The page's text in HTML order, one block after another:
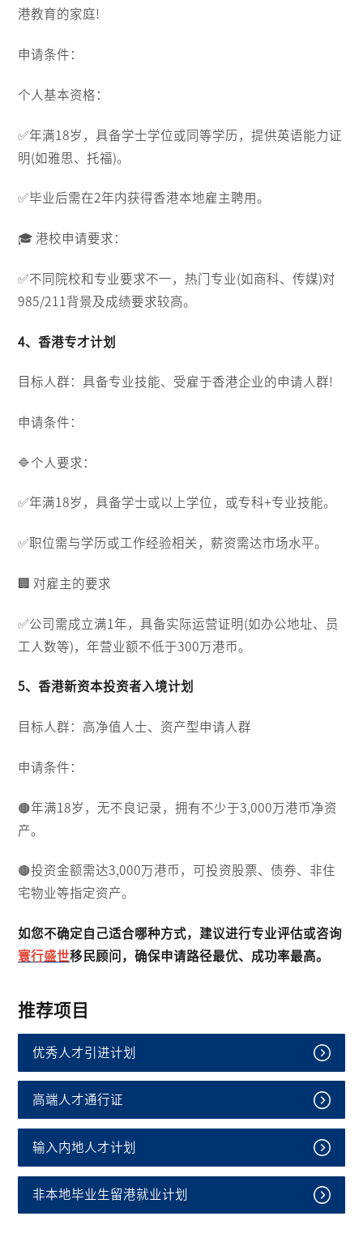
港教育的家庭!
申请条件：
个人基本资格：
✅️年满18岁，具备学士学位或同等学历，提供英语能力证
明(如雅思、托福)。
✅️毕业后需在2年内获得香港本地雇主聘用。
🎓 港校申请要求：
✅️不同院校和专业要求不一，热门专业(如商科、传媒)对
985/211背景及成绩要求较高。
4、香港专才计划
目标人群：具备专业技能、受雇于香港企业的申请人群!
申请条件：
🔷个人要求：
✅️年满18岁，具备学士或以上学位，或专科+专业技能。
✅️职位需与学历或工作经验相关，薪资需达市场水平。
🏢 对雇主的要求
✅️公司需成立满1年，具备实际运营证明(如办公地址、员
工人数等)，年营业额不低于300万港币。
5、香港新资本投资者入境计划
目标人群：高净值人士、资产型申请人群
申请条件：
🟤年满18岁，无不良记录，拥有不少于3,000万港币净资
产。
🟤投资金额需达3,000万港币，可投资股票、债券、非住
宅物业等指定资产。
如您不确定自己适合哪种方式，建议进行专业评估或咨询
寰行盛世移民顾问，确保申请路径最优、成功率最高。
推荐项目
优秀人才引进计划
高端人才通行证
输入内地人才计划
非本地毕业生留港就业计划